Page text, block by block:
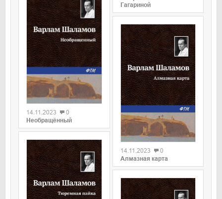
0
14.11.2023
0
Необращённый
Гагариной
0
14.11.2023
0
Алмазная карта